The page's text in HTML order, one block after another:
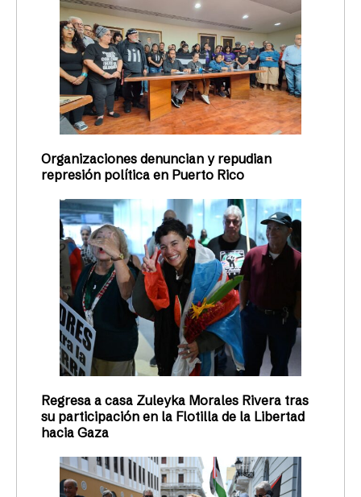
Organizaciones denuncian y repudian
represión política en Puerto Rico
Regresa a casa Zuleyka Morales Rivera tras
su participación en la Flotilla de la Libertad
hacia Gaza